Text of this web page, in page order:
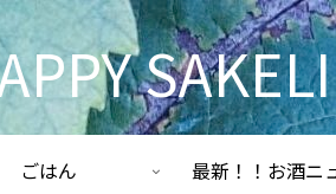
ごはん 最新！！お酒ニ